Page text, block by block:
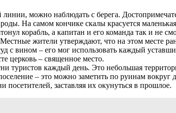
можно наблюдать с берега.
На самом кончике скалы красуется
корабль, а капитан и его команда так и не
жители утверждают, что на этом месте
с вином – его мог использовать каждый
церковь – священное место.
туристов каждый день. Это небольшая
– это можно заметить по руинам вокруг
посетителей, заставляя их окунуться в прошлое.